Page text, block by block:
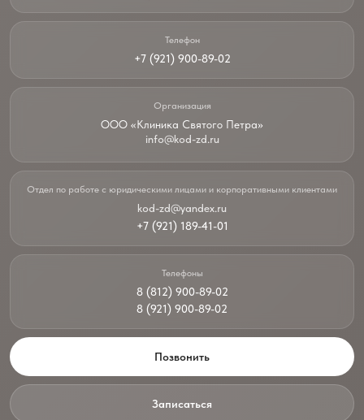
Телефон
+7 (921) 900-89-02
Организация
ООО «Клиника Святого Петра»
info@kod-zd.ru
Отдел по работе с юридическими лицами и корпоративными клиентами
kod-zd@yandex.ru
+7 (921) 189-41-01
Телефоны
8 (812) 900-89-02
8 (921) 900-89-02
Позвонить
Записаться